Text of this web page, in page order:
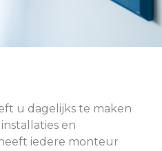
u dagelijks te maken
en
iedere monteur